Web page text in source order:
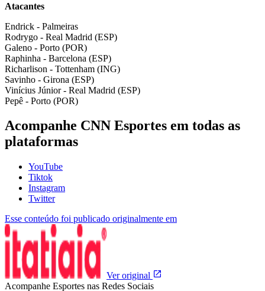
Atacantes
Endrick - Palmeiras
Rodrygo - Real Madrid (ESP)
Galeno - Porto (POR)
Raphinha - Barcelona (ESP)
Richarlison - Tottenham (ING)
Savinho - Girona (ESP)
Vinícius Júnior - Real Madrid (ESP)
Pepê - Porto (POR)
Acompanhe CNN Esportes em todas as
plataformas
YouTube
Tiktok
Instagram
Twitter
Esse conteúdo foi publicado originalmente em
Ver original
Acompanhe Esportes nas Redes Sociais